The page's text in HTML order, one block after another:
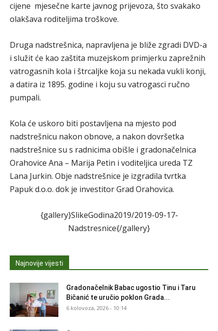
cijene mjesečne karte javnog prijevoza, što svakako
olakšava roditeljima troškove.
Druga nadstrešnica, napravljena je bliže zgradi DVD-a
i služit će kao zaštita muzejskom primjerku zaprežnih
vatrogasnih kola i štrcaljke koja su nekada vukli konji,
a datira iz 1895. godine i koju su vatrogasci ručno
pumpali.
Kola će uskoro biti postavljena na mjesto pod
nadstrešnicu nakon obnove, a nakon dovršetka
nadstrešnice su s radnicima obišle i gradonačelnica
Orahovice Ana – Marija Petin i voditeljica ureda TZ
Lana Jurkin. Obje nadstrešnice je izgradila tvrtka
Papuk d.o.o. dok je investitor Grad Orahovica.
{gallery}SlikeGodina2019/2019-09-17-
Nadstresnice{/gallery}
Najnovije vijesti
Gradonačelnik Babac ugostio Tinu i Taru
Bičanić te uručio poklon Grada...
6 kolovoza, 2026 - 10:14